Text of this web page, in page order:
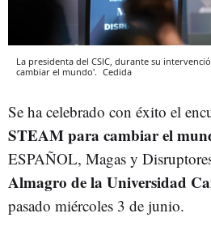
La presidenta del CSIC, durante su
cambiar el mundo'. Cedida
Se ha celebrado con éxito el
STEAM para cambiar el
ESPAÑOL, Magas y
Almagro de la Universidad
pasado miércoles 3 de junio.